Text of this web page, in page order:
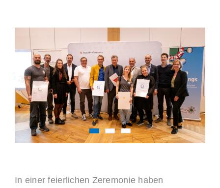
In einer feierlichen Zeremonie haben